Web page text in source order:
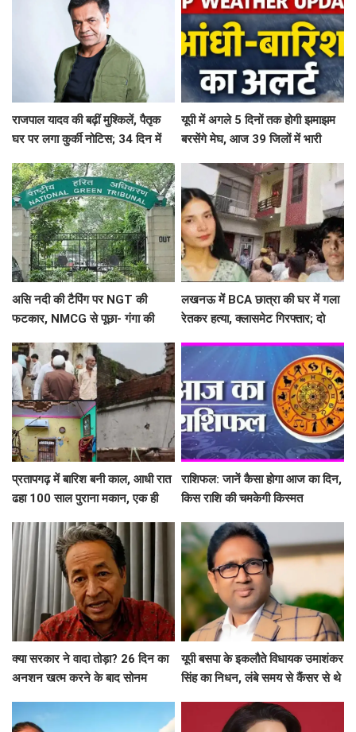
राजपाल यादव की बढ़ीं मुश्किलें, पैतृक
घर पर लगा कुर्की नोटिस; 34 दिन में
नीलामी
यूपी में अगले 5 दिनों तक होगी झमाझम
बरसेंगे मेघ, आज 39 जिलों में भारी
असि नदी की टैपिंग पर NGT की
फटकार, NMCG से पूछा- गंगा की
लखनऊ में BCA छात्रा की घर में गला
रेतकर हत्या, क्लासमेट गिरफ्तार; दो
प्रतापगढ़ में बारिश बनी काल, आधी रात
ढहा 100 साल पुराना मकान, एक ही
राशिफल: जानें कैसा होगा आज का दिन,
किस राशि की चमकेगी किस्मत
क्या सरकार ने वादा तोड़ा? 26 दिन का
अनशन खत्म करने के बाद सोनम
यूपी बसपा के इकलौते विधायक उमाशंकर
सिंह का निधन, लंबे समय से कैंसर से थे